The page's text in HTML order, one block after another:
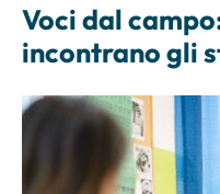
Voci dal
incontrano gli